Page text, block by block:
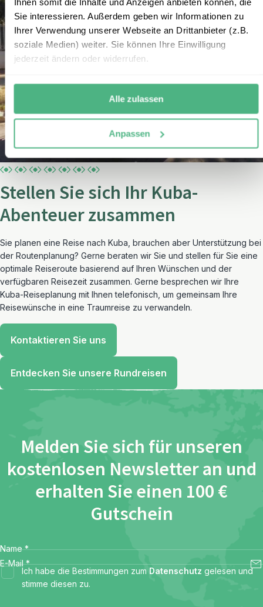
Sie interessieren. Außerdem geben wir Informationen zu
Ihrer Verwendung unserer Webseite an Drittanbieter (z.B.
soziale Medien) weiter. Sie können Ihre Einwilligung
jederzeit ändern oder widerrufen.
Alle zulassen
Anpassen
Stellen Sie sich Ihr Kuba-
Abenteuer zusammen
Sie planen eine Reise nach Kuba, brauchen aber Unterstützung bei
der Routenplanung? Gerne beraten wir Sie und stellen für Sie eine
optimale Reiseroute basierend auf Ihren Wünschen und der
verfügbaren Reisezeit zusammen. Gerne besprechen wir Ihre
Kuba-Reiseplanung mit Ihnen telefonisch, um gemeinsam Ihre
Reisewünsche in eine Traumreise zu verwandeln.
Kontaktieren Sie uns
Entdecken Sie unsere Rundreisen
Melden Sie sich für unseren
kostenlosen Newsletter an und
erhalten Sie einen 100 €
Gutschein
Name *
E-Mail *
Ich habe die Bestimmungen zum Datenschutz gelesen und
stimme diesen zu.